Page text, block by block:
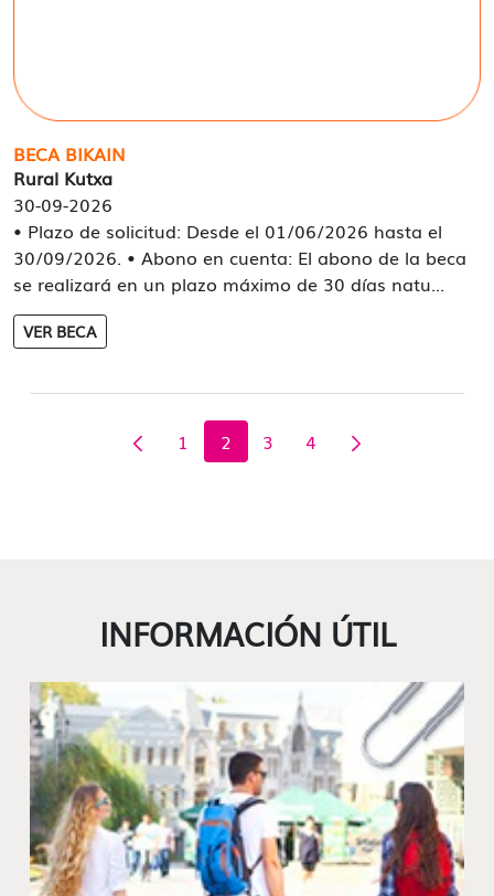
BECA BIKAIN
Rural Kutxa
30-09-2026
• Plazo de solicitud: Desde el 01/06/2026 hasta el
30/09/2026. • Abono en cuenta: El abono de la beca
se realizará en un plazo máximo de 30 días natu...
VER BECA
Página
1 Página
2 Página
3 Página
4
INFORMACIÓN ÚTIL